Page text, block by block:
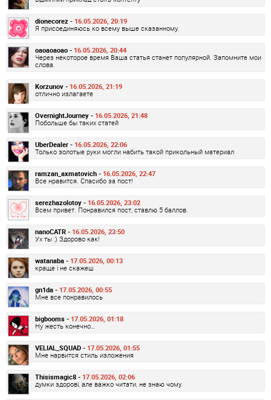
dionecorez - 16.05.2026, 20:19
Я присоединяюсь ко всему выше сказанному.
oaoaoaoao - 16.05.2026, 20:44
Через некоторое время Ваша статья станет популярной. Запомните мои
слова.
Korzunov - 16.05.2026, 21:19
отлично излагаете
OvernightJourney - 16.05.2026, 21:48
Побольше бы таких статей
UberDealer - 16.05.2026, 22:06
Только золотые руки могли набить такой прикольный материал
ramzan_axmatovich - 16.05.2026, 22:47
Все нравится. Спасибо за пост!
serezhazolotoy - 16.05.2026, 23:02
Всем привет. Понравился пост, ставлю 5 баллов.
nanoCATR - 16.05.2026, 23:50
Ух ты :) Здорово как!
watanaba - 17.05.2026, 00:13
краще і не скажеш
gn1da - 17.05.2026, 00:55
Мне все понравилось
bigbooms - 17.05.2026, 01:18
Ну жесть конечно…
VELIAL_SQUAD - 17.05.2026, 01:55
Мне нарвится стиль изложения
Thisismagic8 - 17.05.2026, 02:06
думки здорові, але важко читати, не знаю чому.